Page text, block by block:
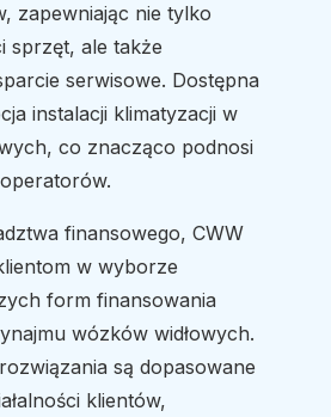
zapewniając nie tylko
sprzęt, ale także
serwisowe. Dostępna
instalacji klimatyzacji w
co znacząco podnosi
finansowego, CWW
w wyborze
form finansowania
wózków widłowych.
są dopasowane
klientów,